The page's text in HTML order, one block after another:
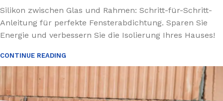
Silikon zwischen Glas und Rahmen: Schritt-für-Schritt-
Anleitung für perfekte Fensterabdichtung. Sparen Sie
Energie und verbessern Sie die Isolierung Ihres Hauses!
CONTINUE READING